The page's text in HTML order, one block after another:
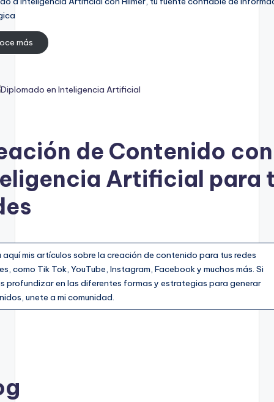
más
de Contenido con
Artificial para
aquí mis artículos sobre la creación de contenido para tus redes
como Tik Tok, YouTube, Instagram, Facebook y muchos más. Si
profundizar en las diferentes formas y estrategias para generar
unete a mi comunidad.